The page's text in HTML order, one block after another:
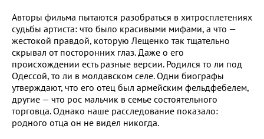
Авторы фильма пытаются разобраться в хитросплетениях
судьбы артиста: что было красивыми мифами, а что —
жестокой правдой, которую Лещенко так тщательно
скрывал от посторонних глаз. Даже о его
происхождении есть разные версии. Родился то ли под
Одессой, то ли в молдавском селе. Одни биографы
утверждают, что его отец был армейским фельдфебелем,
другие — что рос мальчик в семье состоятельного
торговца. Однако наше расследование показало:
родного отца он не видел никогда.